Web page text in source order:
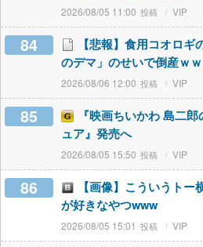
2026/08/05 11:00 VIP
84
【悲報】食用コオロ
のデマ」のせいで倒産ｗ
2026/08/06 12:00 VIP
85
『映画ちいかわ 島二
ュア』発売へ
2026/08/05 15:50 VIP
86
【画像】こういうト
が好きなやつwww
2026/08/05 15:01 VIP